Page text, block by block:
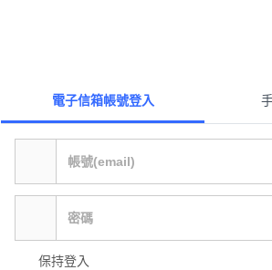
電子信箱帳號登入
保持登入